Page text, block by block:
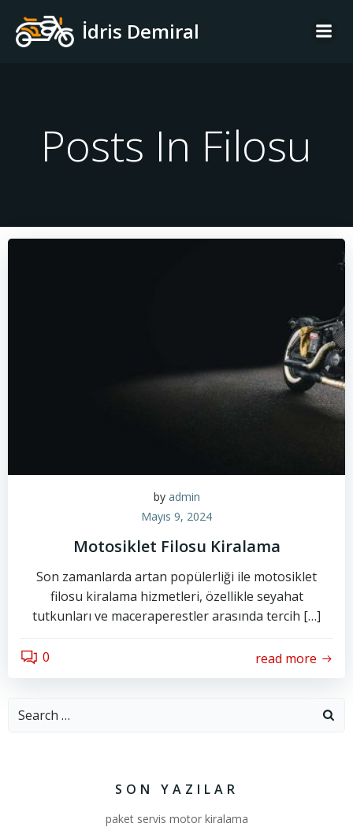
geç
İdris Demiral
Posts In Filosu
by admin
Mayıs 9, 2024
Motosiklet Filosu Kiralama
Son zamanlarda artan popülerliği ile motosiklet
filosu kiralama hizmetleri, özellikle seyahat
tutkunları ve maceraperestler arasında tercih […]
0 read more
Search
SON YAZILAR
paket servis motor kiralama